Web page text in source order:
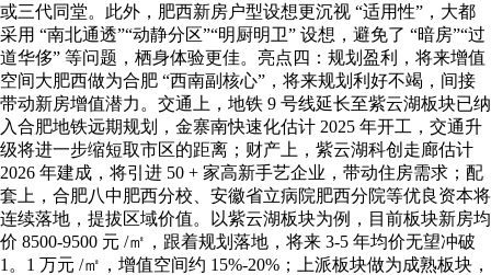
或三代同堂。此外，肥西新房户型设想更沉视 “适用性”，大都
采用 “南北通透”“动静分区”“明厨明卫” 设想，避免了 “暗房”“过
道华侈” 等问题，栖身体验更佳。亮点四：规划盈利，将来增值
空间大肥西做为合肥 “西南副核心”，将来规划利好不竭，间接
带动新房增值潜力。交通上，地铁 9 号线延长至紫云湖板块已纳
入合肥地铁远期规划，金寨南快速化估计 2025 年开工，交通升
级将进一步缩短取市区的距离；财产上，紫云湖科创走廊估计
2026 年建成，将引进 50 + 家高新手艺企业，带动住房需求；配
套上，合肥八中肥西分校、安徽省立病院肥西分院等优良资本将
连续落地，提拔区域价值。以紫云湖板块为例，目前板块新房均
价 8500-9500 元 /㎡，跟着规划落地，将来 3-5 年均价无望冲破
1。1 万元 /㎡，增值空间约 15%-20%；上派板块做为成熟板块，